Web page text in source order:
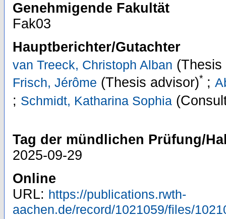
Genehmigende Fakultät
Fak03
Hauptberichter/Gutachter
van Treeck, Christoph Alban (Thesis
Frisch, Jérôme (Thesis advisor)* ;
; Schmidt, Katharina Sophia
Tag der mündlichen Prüfung/
2025-09-29
Online
URL: https://publications.rwth-
aachen.de/record/1021059/files/